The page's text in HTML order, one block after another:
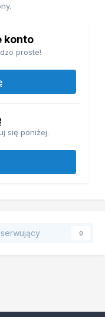
konto
proste!
się poniżej.
0